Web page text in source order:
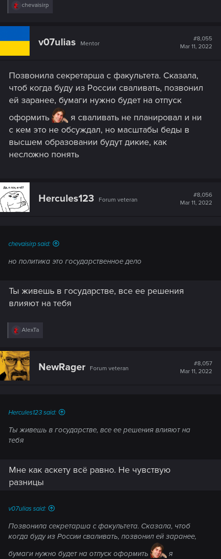
Это духовное изменение, которое должно произойти.
руководство и авторитарный контроль.
Пришло время вернуть нашу бесконечную силу и
открыть двери нашей ментальной тюрьмы.
Это нелегко сделать, но пришло время идти в свете
свободы. "
Киану Ривз (с)
R
c
:
chevaisirp
v07ulias Mentor
#8,055
Mar 11, 2022
Позвонила секретарша с факультета. Сказала,
чтоб когда буду из России сваливать, позвонил
ей заранее, бумаги нужно будет на отпуск
оформить
я сваливать не планировал и ни
с кем это не обсуждал, но масштабы беды в
высшем образовании будут дикие, как
несложно понять
Hercules123 Forum veteran
#8,056
Mar 11, 2022
chevaisirp said:
но политика это государственное дело
Ты живешь в государстве, все ее решения
влияют на тебя
R
c
t
i
o
AlexTa
NewRager Forum veteran
#8,057
Mar 11, 2022
Hercules123 said:
Ты живешь в государстве, все ее решения влияют на
тебя
Мне как аскету всё равно. Не чувствую
разницы
v07ulias said:
Позвонила секретарша с факультета. Сказала, чтоб
когда буду из России сваливать, позвонил ей заранее,
бумаги нужно будет на отпуск оформить
я